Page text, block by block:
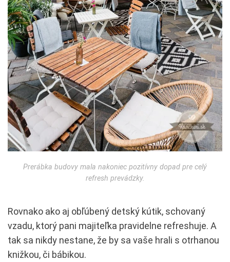
Prerábka budovy mala nakoniec pozitívny dopad pre celý
refresh prevádzky.
Rovnako ako aj obľúbený detský kútik, schovaný
vzadu, ktorý pani majiteľka pravidelne refreshuje. A
tak sa nikdy nestane, že by sa vaše hrali s otrhanou
knižkou, či bábikou.